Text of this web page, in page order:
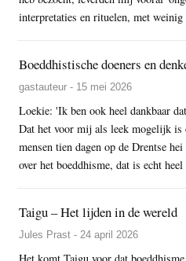
interpretaties en rituelen, met
Boeddhistische doeners en
gastauteur - 15 mei 2026
Loekie: 'Ik ben ook heel dankbaar
Dat het voor mij als leek mogelijk is
mensen tien dagen op de Drentse
over het boeddhisme, dat is echt heel
Taigu – Het lijden in de wereld
Jules Prast - 24 april 2026